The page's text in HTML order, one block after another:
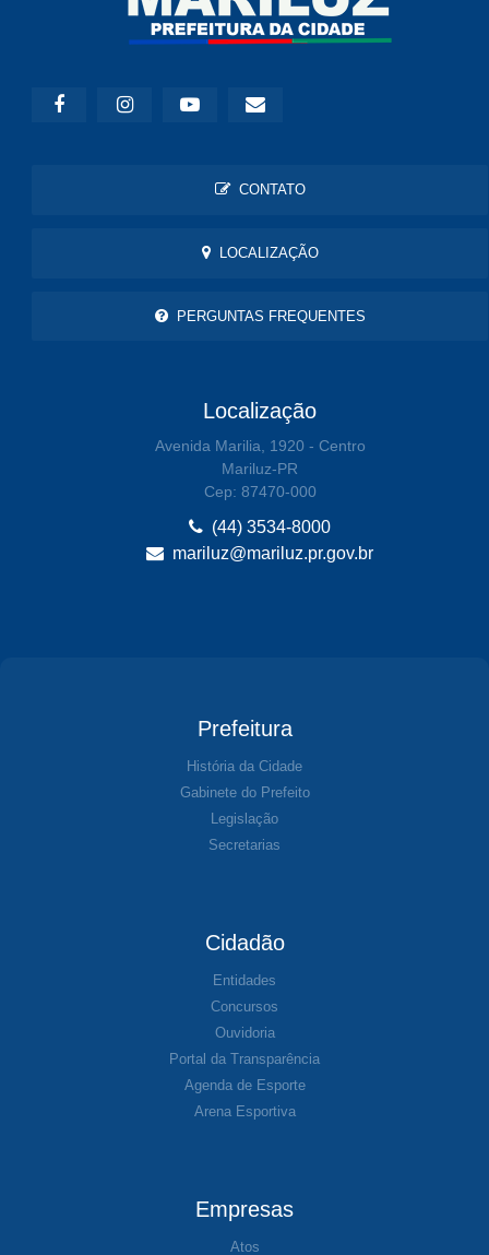
CONTATO
LOCALIZAÇÃO
PERGUNTAS FREQUENTES
Localização
Avenida Marilia, 1920 - Centro
Mariluz-PR
Cep: 87470-000
(44) 3534-8000
mariluz@mariluz.pr.gov.br
Prefeitura
História da Cidade
Gabinete do Prefeito
Legislação
Secretarias
Cidadão
Entidades
Concursos
Ouvidoria
Portal da Transparência
Agenda de Esporte
Arena Esportiva
Empresas
Atos